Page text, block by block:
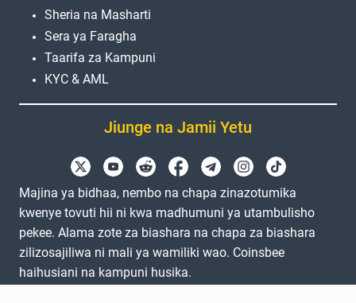
Sheria na Masharti
Sera ya Faragha
Taarifa za Kampuni
KYC & AML
Jiunge na Jamii Yetu
Majina ya bidhaa, nembo na chapa zinazotumika
kwenye tovuti hii ni kwa madhumuni ya utambulisho
pekee. Alama zote za biashara na chapa za biashara
zilizosajiliwa ni mali ya wamiliki wao. Coinsbee
haihusiani na kampuni husika.